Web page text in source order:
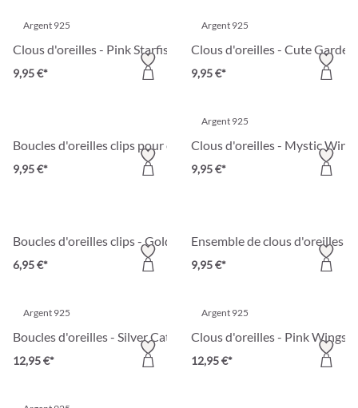
Argent 925
Clous d'oreilles - Pink Starfish
9,95 €*
Argent 925
Clous d'oreilles - Cute Garden
9,95 €*
Boucles d'oreilles clips pour enfant - Magic Cutie
9,95 €*
Argent 925
Clous d'oreilles - Mystic
9,95 €*
Boucles d'oreilles clips - Golden Butterfly
6,95 €*
Ensemble de clous d'oreilles
9,95 €*
Argent 925
Boucles d'oreilles - Silver Cat
12,95 €*
Argent 925
Clous d'oreilles - Pink Wings
12,95 €*